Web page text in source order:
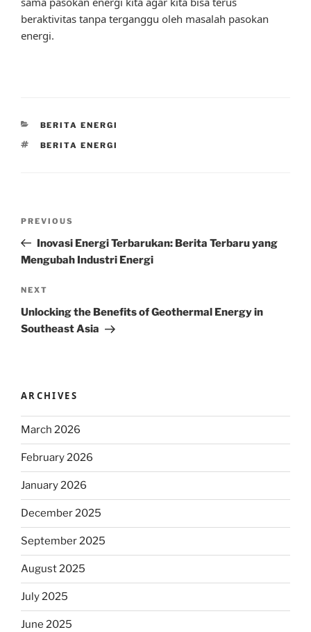
beraktivitas tanpa terganggu oleh masalah pasokan
energi.
CATEGORIES
BERITA ENERGI
TAGS
BERITA ENERGI
Previous
Post
PREVIOUS
Inovasi Energi Terbarukan: Berita Terbaru yang
Mengubah Industri Energi
Next
Post
NEXT
Unlocking the Benefits of Geothermal Energy in
Southeast Asia
ARCHIVES
March 2026
February 2026
January 2026
December 2025
September 2025
August 2025
July 2025
June 2025